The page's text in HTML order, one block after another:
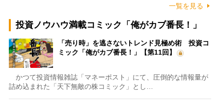
一覧を見る
投資ノウハウ満載コミック「俺がカブ番長！」
「売り時」を逃さないトレンド見極め術 投資コ
ミック「俺がカブ番長！」【第11回】
かつて投資情報雑誌「マネーポスト」にて、圧倒的な情報量が
詰め込まれた「天下無敵の株コミック」とし…